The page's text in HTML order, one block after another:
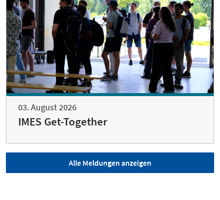
03. August 2026
IMES Get-Together
Alle Meldungen anzeigen